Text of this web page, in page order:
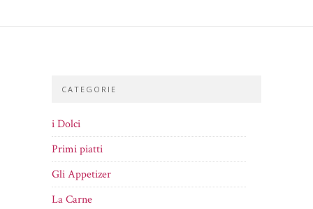
CATEGORIE
i Dolci
Primi piatti
Gli Appetizer
La Carne